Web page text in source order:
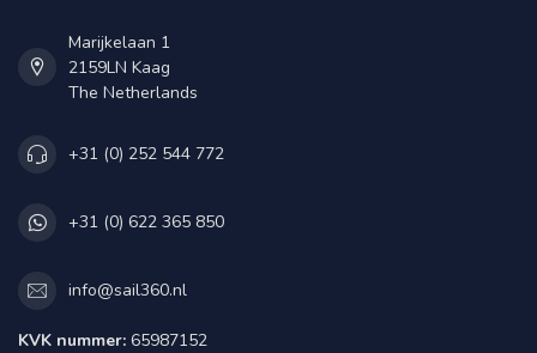
Marijkelaan 1
2159LN Kaag
The Netherlands
+31 (0) 252 544 772
+31 (0) 622 365 850
info@sail360.nl
KVK nummer: 65987152